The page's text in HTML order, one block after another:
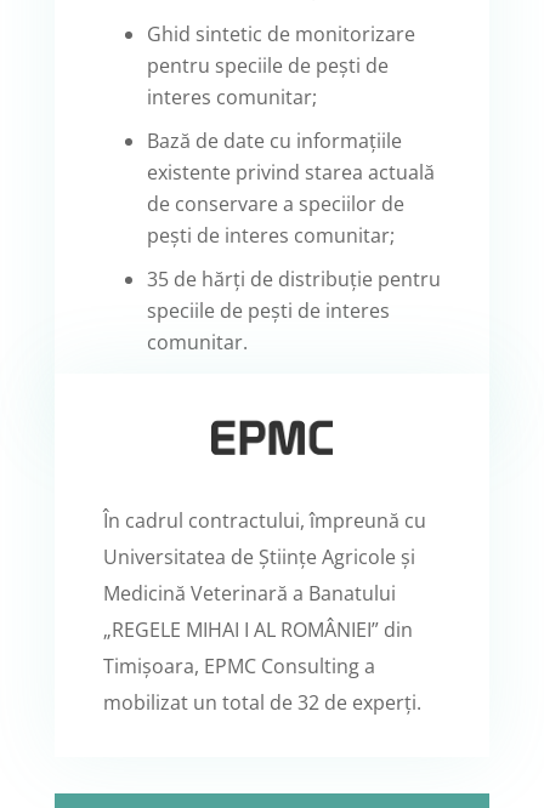
Ghid sintetic de monitorizare
pentru speciile de pești de
interes comunitar;
Bază de date cu informațiile
existente privind starea actuală
de conservare a speciilor de
pești de interes comunitar;
35 de hărți de distribuție pentru
speciile de pești de interes
comunitar.
În cadrul contractului, împreună cu
Universitatea de Științe Agricole și
Medicină Veterinară a Banatului
„REGELE MIHAI I AL ROMÂNIEI” din
Timișoara, EPMC Consulting a
mobilizat un total de 32 de experți.